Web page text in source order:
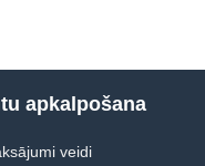
apkalpošana
veidi